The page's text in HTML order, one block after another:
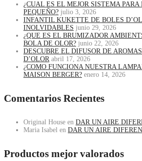
¿CUAL ES EL MEJOR SISTEMA
PEQUEÑO? julio 3, 2026
INFANTIL KUKETTE DE BOLES
INOLVIDABLES junio 29, 2026
¿QUE ES EL BRUMIZADOR
BOLA DE OLOR? junio 22, 2026
DESCUBRE EL DIFUSOR DE
D’OLOR abril 17, 2026
¿COMO FUNCIONA NUESTRA
MAISON BERGER? enero 14, 2026
Comentarios Recientes
Original House en DAR UN AIRE
Maria Isabel en DAR UN AIRE
Productos mejor valorados